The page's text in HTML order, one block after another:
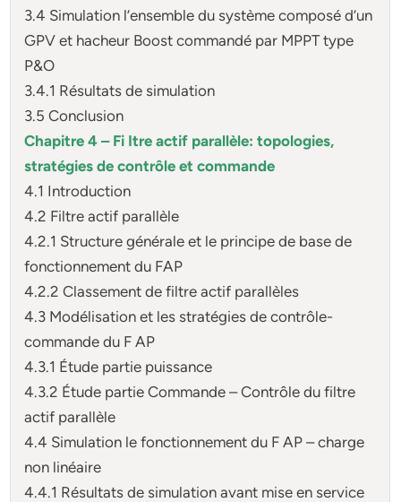
3.4 Simulation l’ensemble du système composé d’un
GPV et hacheur Boost commandé par MPPT type
P&O
3.4.1 Résultats de simulation
3.5 Conclusion
Chapitre 4 – Fi Itre actif parallèle: topologies,
stratégies de contrôle et commande
4.1 Introduction
4.2 Filtre actif parallèle
4.2.1 Structure générale et le principe de base de
fonctionnement du FAP
4.2.2 Classement de filtre actif parallèles
4.3 Modélisation et les stratégies de contrôle-
commande du F AP
4.3.1 Étude partie puissance
4.3.2 Étude partie Commande – Contrôle du filtre
actif parallèle
4.4 Simulation le fonctionnement du F AP – charge
non linéaire
4.4.1 Résultats de simulation avant mise en service